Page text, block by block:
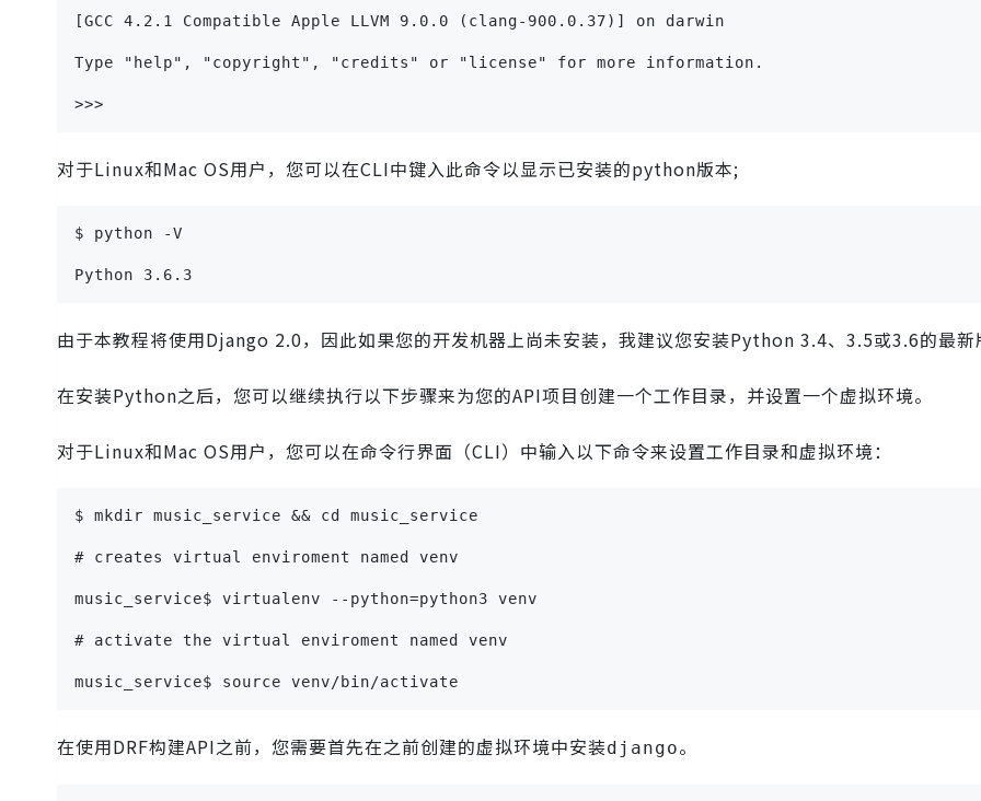
[GCC 4.2.1 Compatible Apple LLVM 9.0.0 (clang-900.0.37)] on darwin
Type "help", "copyright", "credits" or "license" for more information.
>>>
对于Linux和Mac OS用户，您可以在CLI中键入此命令以显示已安装的python版本;
$ python -V
Python 3.6.3
由于本教程将使用Django 2.0，因此如果您的开发机器上尚未安装，我建议您安装Python 3.4、3.5或3.6的最新
在安装Python之后，您可以继续执行以下步骤来为您的API项目创建一个工作目录，并设置一个虚拟环境。
对于Linux和Mac OS用户，您可以在命令行界面（CLI）中输入以下命令来设置工作目录和虚拟环境：
$ mkdir music_service && cd music_service
# creates virtual enviroment named venv
music_service$ virtualenv --python=python3 venv
# activate the virtual enviroment named venv
music_service$ source venv/bin/activate
在使用DRF构建API之前，您需要首先在之前创建的虚拟环境中安装django。